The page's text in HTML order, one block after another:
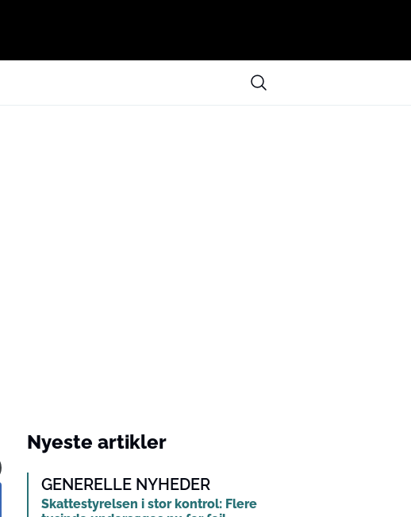
Nyeste artikler
GENERELLE NYHEDER
Skattestyrelsen i stor kontrol: Flere